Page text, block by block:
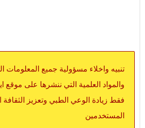
تنبيه واخلاء مسؤولية جميع المعلومات
والمواد العلمية التي ننشرها على موقع
فقط زيادة الوعي الطبي وتعزيز
المستخدمين